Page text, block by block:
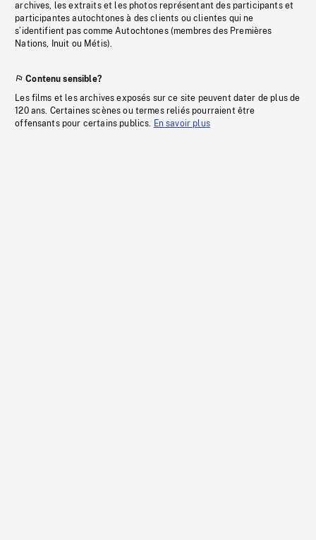
archives, les extraits et les photos représentant des participants et
participantes autochtones à des clients ou clientes qui ne
s’identifient pas comme Autochtones (membres des Premières
Nations, Inuit ou Métis).
Contenu sensible?
Les films et les archives exposés sur ce site peuvent dater de plus de
120 ans. Certaines scènes ou termes reliés pourraient être
offensants pour certains publics. En savoir plus